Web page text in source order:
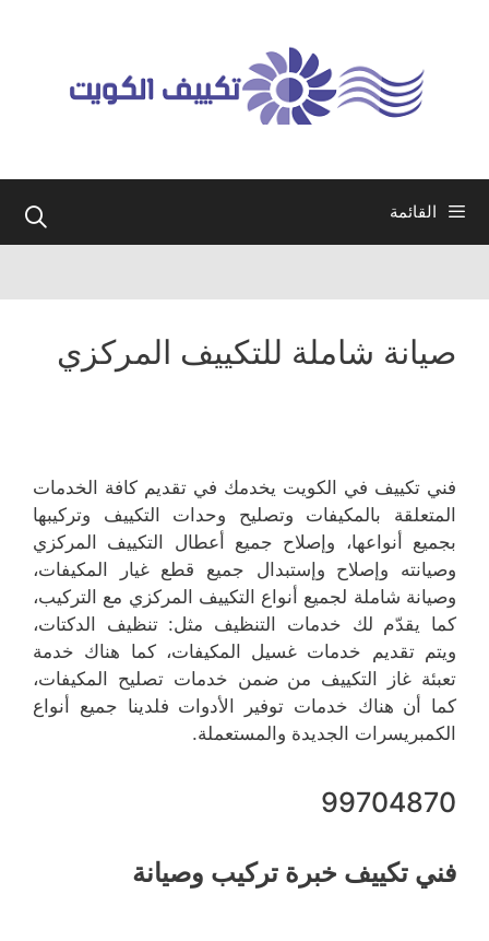
القائمة
صيانة شاملة للتكييف المركزي
فني تكييف في الكويت يخدمك في تقديم كافة الخدمات
المتعلقة بالمكيفات وتصليح وحدات التكييف وتركيبها
بجميع أنواعها، وإصلاح جميع أعطال التكييف المركزي
وصيانته وإصلاح وإستبدال جميع قطع غيار المكيفات،
وصيانة شاملة لجميع أنواع التكييف المركزي مع التركيب،
كما يقدّم لك خدمات التنظيف مثل: تنظيف الدكتات،
ويتم تقديم خدمات غسيل المكيفات، كما هناك خدمة
تعبئة غاز التكييف من ضمن خدمات تصليح المكيفات،
كما أن هناك خدمات توفير الأدوات فلدينا جميع أنواع
الكمبريسرات الجديدة والمستعملة.
99704870
فني تكييف خبرة تركيب وصيانة